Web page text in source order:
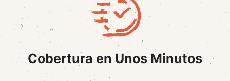
Cobertura en Unos Minutos